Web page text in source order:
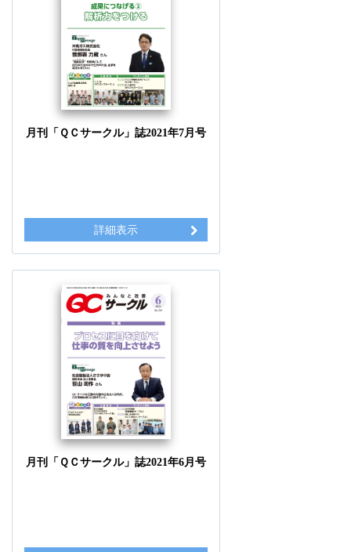
月刊「ＱＣサークル」誌2021年7月号
詳細表示
月刊「ＱＣサークル」誌2021年6月号